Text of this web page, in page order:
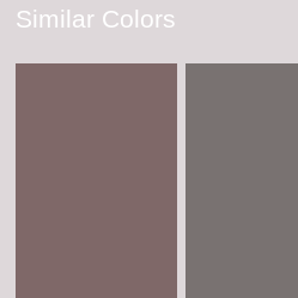
Similar Colors